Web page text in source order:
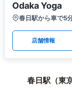
Odaka Yoga
春日駅から車で5
店舗情報
春日駅（東